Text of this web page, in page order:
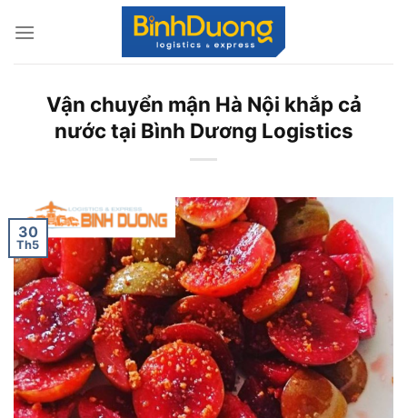
Vận chuyển mận Hà Nội khắp cả
nước tại Bình Dương Logistics
30
Th5